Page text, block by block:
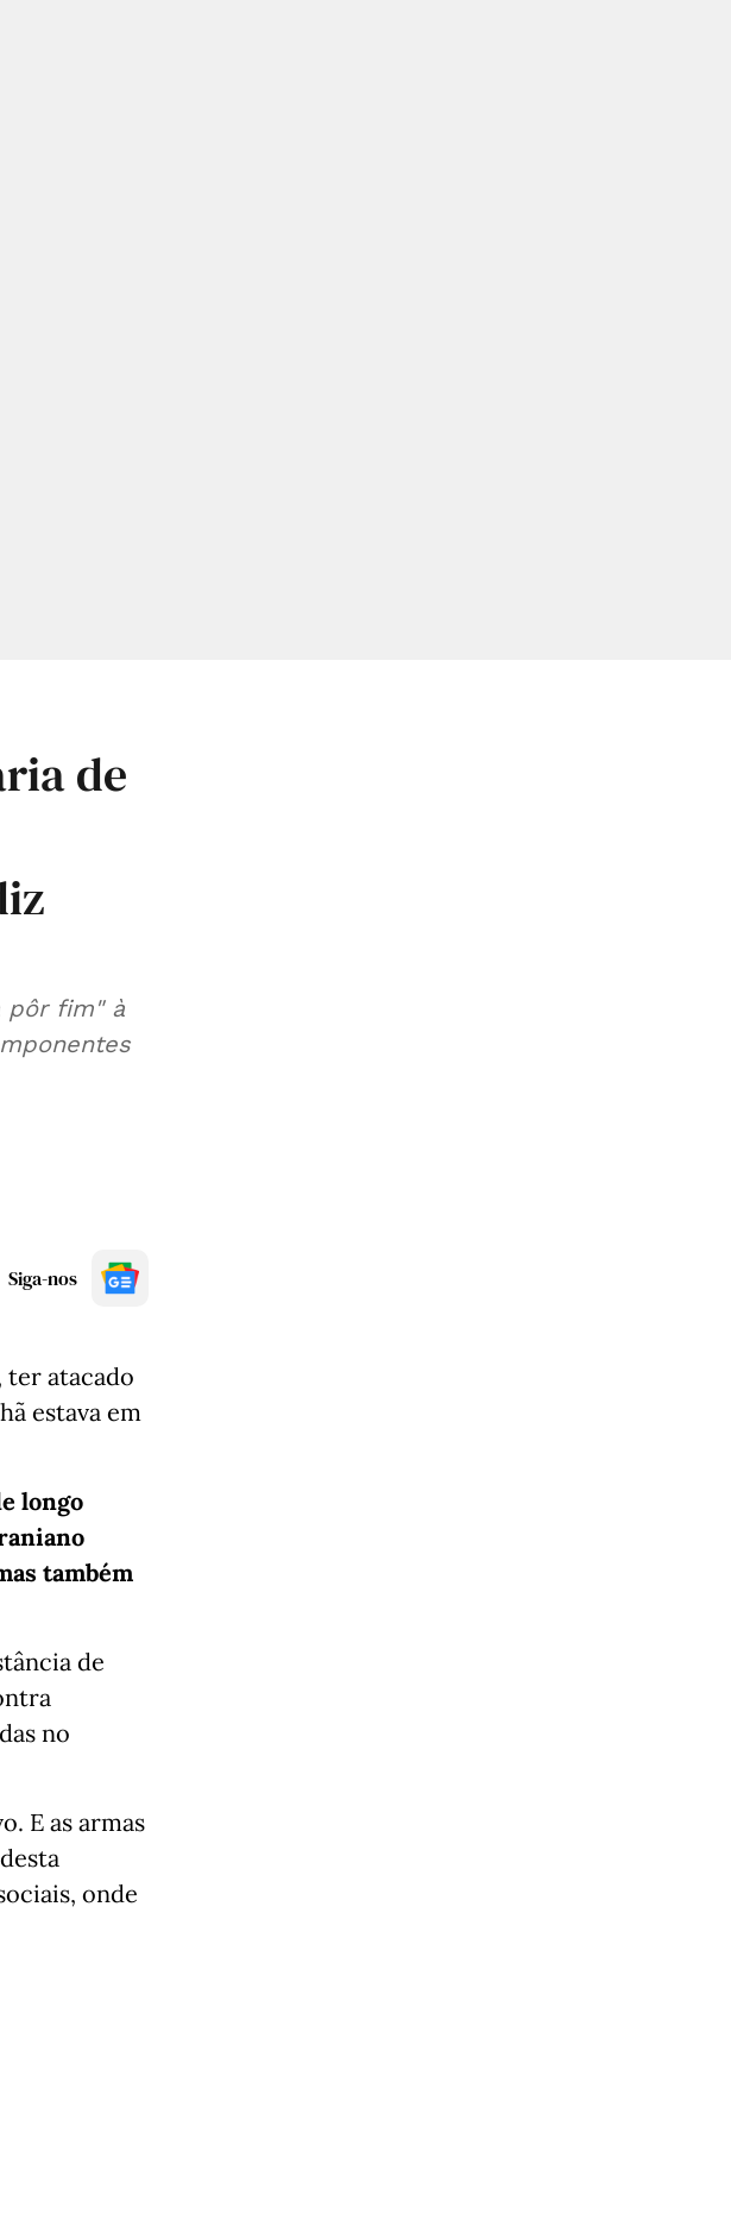
de
pôr fim" à
Siga-nos
ter atacado
estava em
longo
também
de
no
E as armas
onde